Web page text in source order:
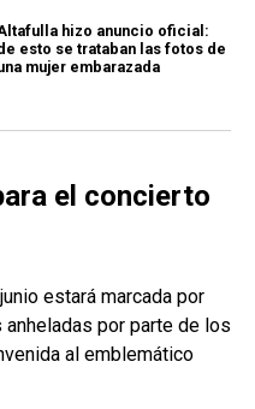
hizo anuncio oficial:
esto se trataban las fotos de
mujer embarazada
el concierto
estará marcada por
por parte de los
al emblemático